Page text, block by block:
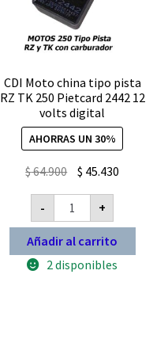
CDI Moto china tipo pista
RZ TK 250 Pietcard 2442 12
volts digital
AHORRAS UN 30%
$64.900 El
original
era:
$ 64.900.
$ 45.430
es:
-
CDI
Moto
china
tipo
pista
RZ
+
Añadir al carrito
2 disponibles